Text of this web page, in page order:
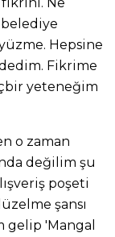
Hepsine
Fikrime
yeteneğim
o zaman
değilim şu
poşeti
şansı
gelip 'Mangal